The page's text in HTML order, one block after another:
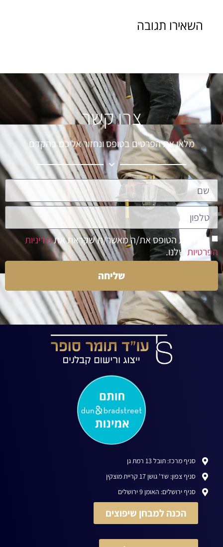
השאירו תגובה
צרו קשר
מלאו את הפרטים בטופס ונחזור אליכם בהקדם
בשליחת הטופס את/ה מאשר/ת שקראת אתמדיניות
הפרטיות שלנו.
שליחה
סניף מרכז: תובל 13 רמת גן
סניף צפון: שד' גושן 17 קריית מוצקין
סניף ירושלים: האומן 9 ירושלים
הכנה למבחן שיפוצים